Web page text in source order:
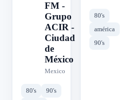
FM -
Grupo
ACIR -
Ciudad
de
México
Mexico
80's
90's
80's
américa
90's